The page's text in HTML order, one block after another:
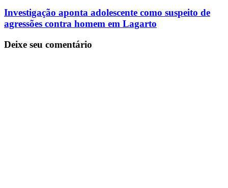
Investigação aponta adolescente como suspeito de
agressões contra homem em Lagarto
Deixe seu comentário